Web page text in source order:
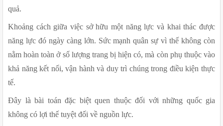
quả.
Khoảng cách giữa việc sở hữu một năng lực và khai thác được
năng lực đó ngày càng lớn. Sức mạnh quân sự vì thế không còn
nằm hoàn toàn ở số lượng trang bị hiện có, mà còn phụ thuộc vào
khả năng kết nối, vận hành và duy trì chúng trong điều kiện thực
tế.
Đây là bài toán đặc biệt quen thuộc đối với những quốc gia
không có lợi thế tuyệt đối về nguồn lực.